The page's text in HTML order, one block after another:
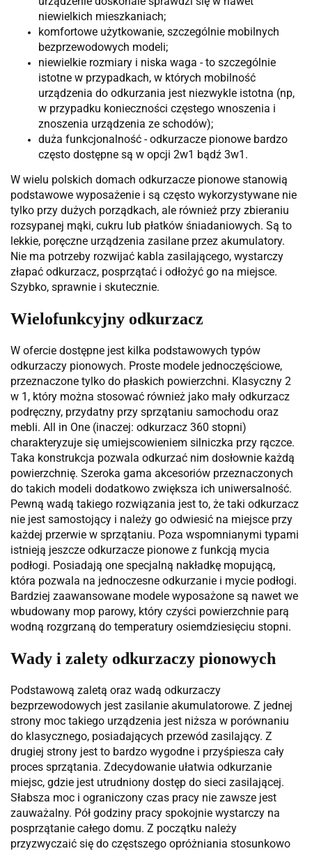
niewielkich mieszkaniach;
komfortowe użytkowanie, szczególnie mobilnych
bezprzewodowych modeli;
niewielkie rozmiary i niska waga - to szczególnie
istotne w przypadkach, w których mobilność
urządzenia do odkurzania jest niezwykle istotna (np,
w przypadku konieczności częstego wnoszenia i
znoszenia urządzenia ze schodów);
duża funkcjonalność - odkurzacze pionowe bardzo
często dostępne są w opcji 2w1 bądź 3w1.
W wielu polskich domach odkurzacze pionowe stanowią
podstawowe wyposażenie i są często wykorzystywane nie
tylko przy dużych porządkach, ale również przy zbieraniu
rozsypanej mąki, cukru lub płatków śniadaniowych. Są to
lekkie, poręczne urządzenia zasilane przez akumulatory.
Nie ma potrzeby rozwijać kabla zasilającego, wystarczy
złapać odkurzacz, posprzątać i odłożyć go na miejsce.
Szybko, sprawnie i skutecznie.
Wielofunkcyjny odkurzacz
W ofercie dostępne jest kilka podstawowych typów
odkurzaczy pionowych. Proste modele jednoczęściowe,
przeznaczone tylko do płaskich powierzchni. Klasyczny 2
w 1, który można stosować również jako mały odkurzacz
podręczny, przydatny przy sprzątaniu samochodu oraz
mebli. All in One (inaczej: odkurzacz 360 stopni)
charakteryzuje się umiejscowieniem silniczka przy rączce.
Taka konstrukcja pozwala odkurzać nim dosłownie każdą
powierzchnię. Szeroka gama akcesoriów przeznaczonych
do takich modeli dodatkowo zwiększa ich uniwersalność.
Pewną wadą takiego rozwiązania jest to, że taki odkurzacz
nie jest samostojący i należy go odwiesić na miejsce przy
każdej przerwie w sprzątaniu. Poza wspomnianymi typami
istnieją jeszcze odkurzacze pionowe z funkcją mycia
podłogi. Posiadają one specjalną nakładkę mopującą,
która pozwala na jednoczesne odkurzanie i mycie podłogi.
Bardziej zaawansowane modele wyposażone są nawet we
wbudowany mop parowy, który czyści powierzchnie parą
wodną rozgrzaną do temperatury osiemdziesięciu stopni.
Wady i zalety odkurzaczy pionowych
Podstawową zaletą oraz wadą odkurzaczy
bezprzewodowych jest zasilanie akumulatorowe. Z jednej
strony moc takiego urządzenia jest niższa w porównaniu
do klasycznego, posiadających przewód zasilający. Z
drugiej strony jest to bardzo wygodne i przyśpiesza cały
proces sprzątania. Zdecydowanie ułatwia odkurzanie
miejsc, gdzie jest utrudniony dostęp do sieci zasilającej.
Słabsza moc i ograniczony czas pracy nie zawsze jest
zauważalny. Pół godziny pracy spokojnie wystarczy na
posprzątanie całego domu. Z początku należy
przyzwyczaić się do częstszego opróżniania stosunkowo